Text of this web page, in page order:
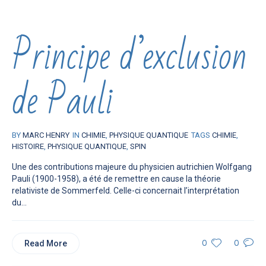
Principe d’exclusion
de Pauli
BY MARC HENRY IN CHIMIE PHYSIQUE QUANTIQUE TAGS CHIMIE
HISTOIRE PHYSIQUE QUANTIQUE SPIN
Une des contributions majeure du physicien autrichien Wolfgang
Pauli (1900-1958), a été de remettre en cause la théorie
relativiste de Sommerfeld. Celle-ci concernait l’interprétation
du...
0 0
Read More